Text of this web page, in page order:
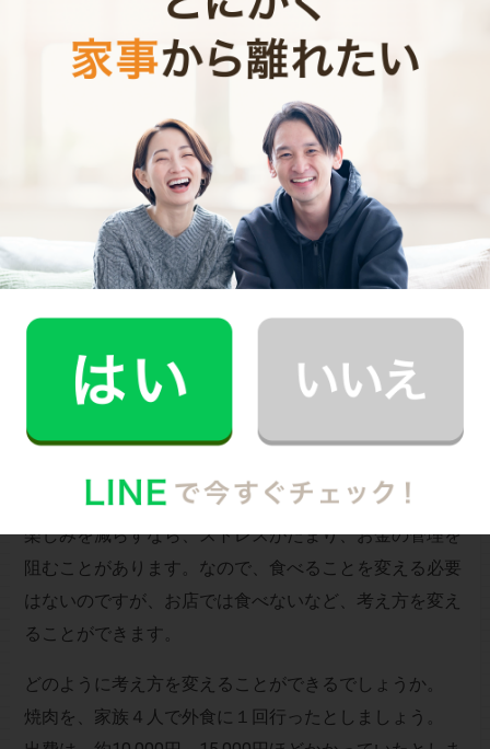
でも、思ったより見ていないという事はありませんか。
言わるゆる嗜好品と言われる、この経費。予算内で行っ
ていると思っても、長期的な面を考えるのなら、余分な
出費になっていることがあります。
なぜか家計が苦しいと思っているときは、こうした嗜好
品が、本当に必要なものかどうかを、考えてみることは
大きな助けになります。
例えば「外食」。お店で食べるなら、気分転換になるか
もしれませんが、１ヶ月に１度外食を減らすだけで、出
費を少なくすることができます。
でも、食べることが趣味の場合、外食は減らしたくない
と思うかもしれません。
楽しみを減らすなら、ストレスがたまり、お金の管理を
阻むことがあります。なので、食べることを変える必要
はないのですが、お店では食べないなど、考え方を変え
ることができます。
どのように考え方を変えることができるでしょうか。
焼肉を、家族４人で外食に１回行ったとしましょう。